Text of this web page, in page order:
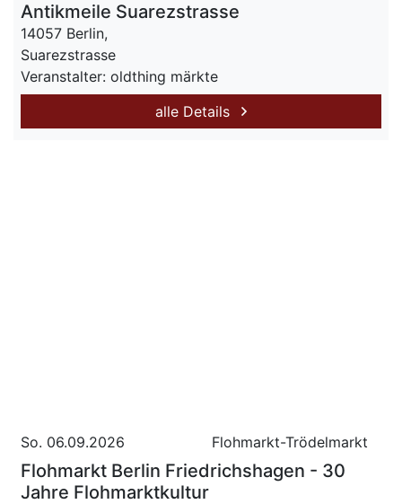
Antikmeile Suarezstrasse
14057 Berlin,
Suarezstrasse
Veranstalter: oldthing märkte
alle Details
So. 06.09.2026 Flohmarkt-Trödelmarkt
Flohmarkt Berlin Friedrichshagen - 30
Jahre Flohmarktkultur